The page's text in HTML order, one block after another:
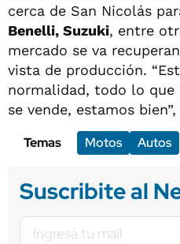
cerca de San Nicolás
Benelli, Suzuki, entre
mercado se va
vista de producción.
normalidad, todo lo
se vende, estamos
Temas
Motos Autos
Suscribite al